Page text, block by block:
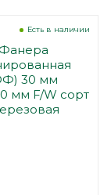
Есть в наличии